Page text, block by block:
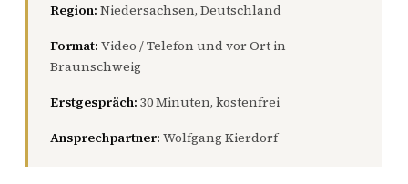
Region: Niedersachsen, Deutschland
Format: Video / Telefon und vor Ort in
Braunschweig
Erstgespräch: 30 Minuten, kostenfrei
Ansprechpartner: Wolfgang Kierdorf